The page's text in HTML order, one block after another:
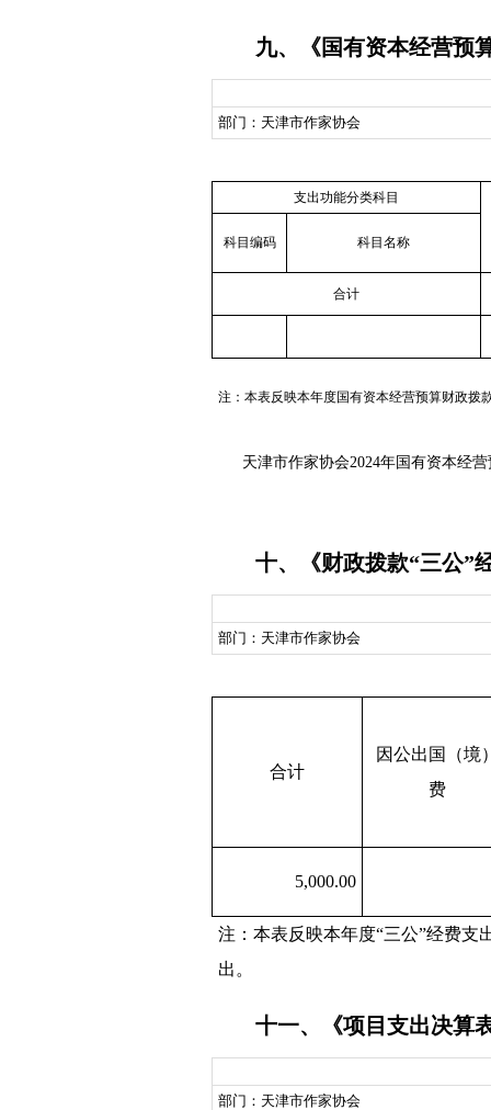
九、《国有资本经营预
部门：天津市作家协会
支出功能分类科目
科目编码 科目名称
合计
注：本表反映本年度国有资本经营预算财政拨
天津市作家协会2024年国有资本经
十、《财政拨款“三公”
部门：天津市作家协会
合计
因公出国（境
费
5,000.00
注：本表反映本年度“三公”经费
出。
十一、《项目支出决算
部门：天津市作家协会